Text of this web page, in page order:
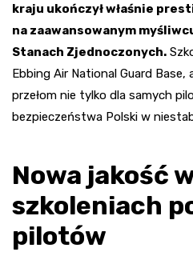
kraju ukończył właśnie
na zaawansowanym
Stanach Zjednoczonych.
Ebbing Air National Guard Base,
przełom nie tylko dla samych
bezpieczeństwa Polski w
Nowa jakość
szkoleniach
pilotów